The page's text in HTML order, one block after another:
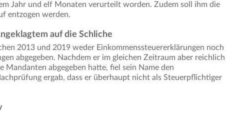
Jahr und elf Monaten verurteilt worden. Zudem soll ihm die
entzogen werden.
auf die Schliche
2013 und 2019 weder Einkommenssteuererklärungen noch
abgegeben. Nachdem er im gleichen Zeitraum aber reichlich
Mandanten abgegeben hatte, fiel sein Name den
ergab, dass er überhaupt nicht als Steuerpflichtiger